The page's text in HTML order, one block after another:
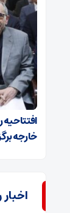
افتتاحیه
خارجه
اخبار